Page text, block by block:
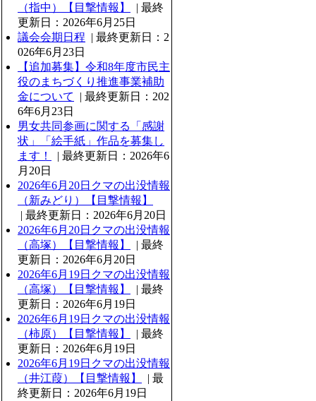
（指中）【目撃情報】
| 最終
更新日：2026年6月25日
議会会期日程 | 最終更新日：2
026年6月23日
【追加募集】令和8年度市民主
役のまちづくり推進事業補助
金について
| 最終更新日：202
6年6月23日
男女共同参画に関する「感謝
状」「絵手紙」作品を募集し
ます！
| 最終更新日：2026年6
月20日
2026年6月20日クマの出没情報
（新みどり）【目撃情報】
| 最終更新日：2026年6月20日
2026年6月20日クマの出没情報
（高塚）【目撃情報】
| 最終
更新日：2026年6月20日
2026年6月19日クマの出没情報
（高塚）【目撃情報】
| 最終
更新日：2026年6月19日
2026年6月19日クマの出没情報
（柿原）【目撃情報】
| 最終
更新日：2026年6月19日
2026年6月19日クマの出没情報
（井江葭）【目撃情報】
| 最
終更新日：2026年6月19日